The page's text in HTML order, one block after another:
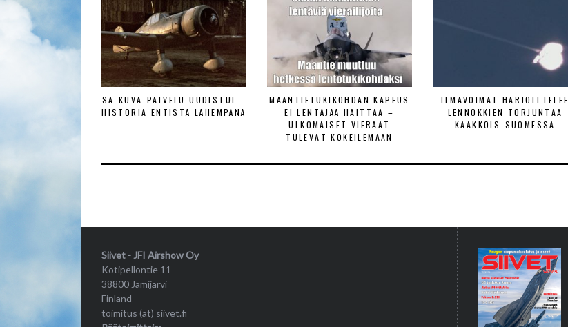
SA-KUVA-PALVELU UUDISTUI –
HISTORIA ENTISTÄ LÄHEMPÄNÄ
MAANTIETUKIKOHDAN KAPEUS
EI LENTÄJÄÄ HAITTAA –
ULKOMAISET VIERAAT
TULEVAT KOKEILEMAAN
ILMAVOIMAT HARJOITTELEE
LENNOKKIEN TORJUNTAA
KAAKKOIS-SUOMESSA
Siivet - JFI Airshow Oy
Kotipellontie 11
38800 Jämijärvi
Finland
toimitus (ät) siivet.fi